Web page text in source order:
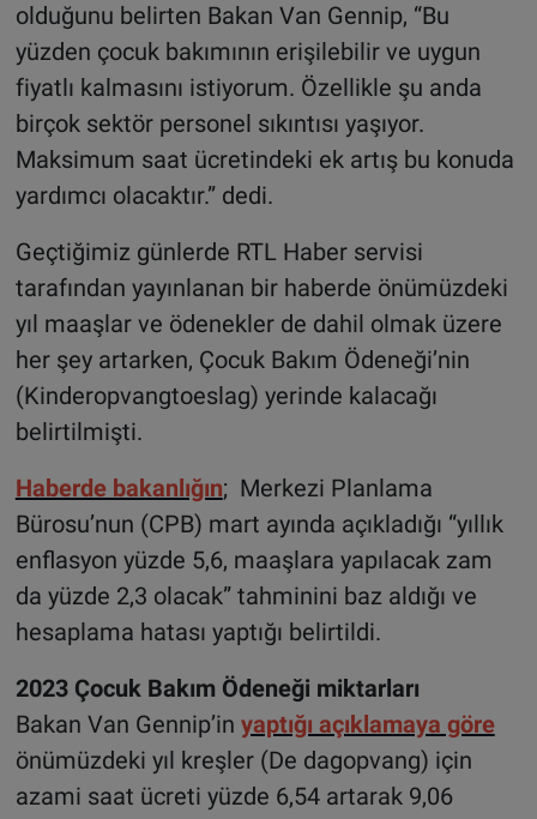
olduğunu belirten Bakan Van Gennip, “Bu
yüzden çocuk bakımının erişilebilir ve uygun
fiyatlı kalmasını istiyorum. Özellikle şu anda
birçok sektör personel sıkıntısı yaşıyor.
Maksimum saat ücretindeki ek artış bu konuda
yardımcı olacaktır.” dedi.
Geçtiğimiz günlerde RTL Haber servisi
tarafından yayınlanan bir haberde önümüzdeki
yıl maaşlar ve ödenekler de dahil olmak üzere
her şey artarken, Çocuk Bakım Ödeneği’nin
(Kinderopvangtoeslag) yerinde kalacağı
belirtilmişti.
Haberde bakanlığın; Merkezi Planlama
Bürosu’nun (CPB) mart ayında açıkladığı “yıllık
enflasyon yüzde 5,6, maaşlara yapılacak zam
da yüzde 2,3 olacak” tahminini baz aldığı ve
hesaplama hatası yaptığı belirtildi.
2023 Çocuk Bakım Ödeneği miktarları
Bakan Van Gennip’in yaptığı açıklamaya göre
önümüzdeki yıl kreşler (De dagopvang) için
azami saat ücreti yüzde 6,54 artarak 9,06